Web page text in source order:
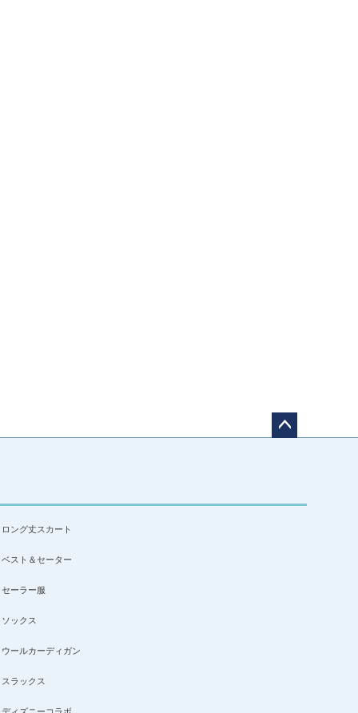
ロング丈スカート
ベスト＆セーター
セーラー服
ソックス
ウールカーディガン
スラックス